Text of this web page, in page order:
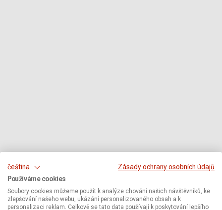
čeština
Zásady ochrany osobních údajů
Používáme cookies
Soubory cookies můžeme použít k analýze chování našich návštěvníků, ke
zlepšování našeho webu, ukázání personalizovaného obsah a k
personalizaci reklam. Celkově se tato data používají k poskytování lepšího